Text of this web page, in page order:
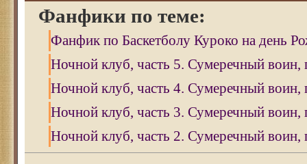
Фанфики по теме:
Фанфик по Баскетболу Куроко на день
Ночной клуб, часть 5. Сумеречный воин,
Ночной клуб, часть 4. Сумеречный воин,
Ночной клуб, часть 3. Сумеречный воин,
Ночной клуб, часть 2. Сумеречный воин,